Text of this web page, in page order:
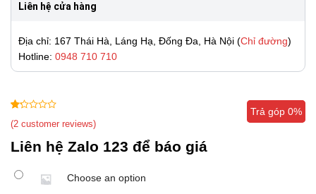
Liên hệ cửa hàng
Địa chỉ: 167 Thái Hà, Láng Hạ, Đống Đa, Hà Nội (Chỉ đường)
Hotline: 0948 710 710
1
out
of
5
based
2
customer
(2 customer reviews)
Liên hệ Zalo 123 để báo giá
Trả góp 0%
Choose an option
Trả góp 0%